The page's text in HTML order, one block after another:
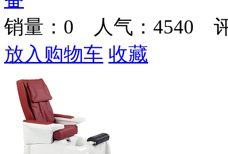
销量： 0 人气：4540
放入购物车 收藏